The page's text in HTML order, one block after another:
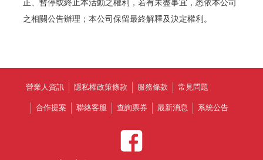
正、暫停或終止本活動之權利，若有未盡事宜，悉依本公司
之相關公告辦理；本公司保留最終解釋及決定權利。
營業人資訊 隱私權政策條款 服務條款 常見問題
合作提案 聯絡客服 查詢票券 最新消息 系統公告